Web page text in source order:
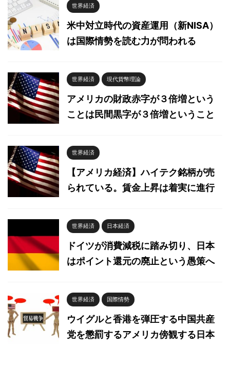
世界経済
米中対立時代の資産運用（新NISA）
は国際情勢を読む力が問われる
世界経済 現代貨幣理論
アメリカの財政赤字が３倍増という
ことは民間黒字が３倍増ということ
世界経済
【アメリカ経済】ハイテク銘柄が売
られている。賃金上昇は着実に進行
世界経済 日本経済
ドイツが消費減税に踏み切り、日本
はポイント還元の廃止という愚策へ
世界経済 国際情勢
ウイグルと香港を弾圧する中国共産
党を懲罰するアメリカ傍観する日本